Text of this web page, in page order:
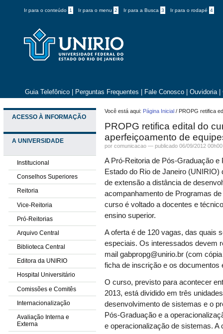
Ir para o conteúdo 1 Ir para o menu 2 Ir para a Busca 3 Ir para o rodapé 4
Guia Telefônico Perguntas Frequentes Fale Conosco Ouvidoria
ACESSO À INFORMAÇÃO
A UNIVERSIDADE
Institucional
Conselhos Superiores
Reitoria
Vice-Reitoria
Pró-Reitorias
Arquivo Central
Biblioteca Central
Editora da UNIRIO
Hospital Universitário
Comissões e Comitês
Internacionalização
Avaliação Interna e
Externa
Você está aqui: Página Inicial / PROPG retifica
PROPG retifica edital do
aperfeiçoamento de
por comunicacao —publicado 06/09/2012
A Pró-Reitoria de Pós-Graduação
Estado do Rio de Janeiro
de extensão a distância de
acompanhamento de Programas
curso é voltado a docentes e
ensino superior.
A oferta é de 120 vagas, das quais
especiais. Os interessados devem
mail gabpropg@unirio.br (com
ficha de inscrição e os documentos
O curso, previsto para acontecer
2013, está dividido em três
desenvolvimento de sistemas e o
Pós-Graduação e a
e operacionalização de sistemas. A